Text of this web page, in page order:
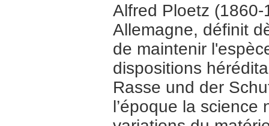
Alfred Ploetz
Allemagne, définit
de maintenir
dispositions
Rasse und der
l’époque la